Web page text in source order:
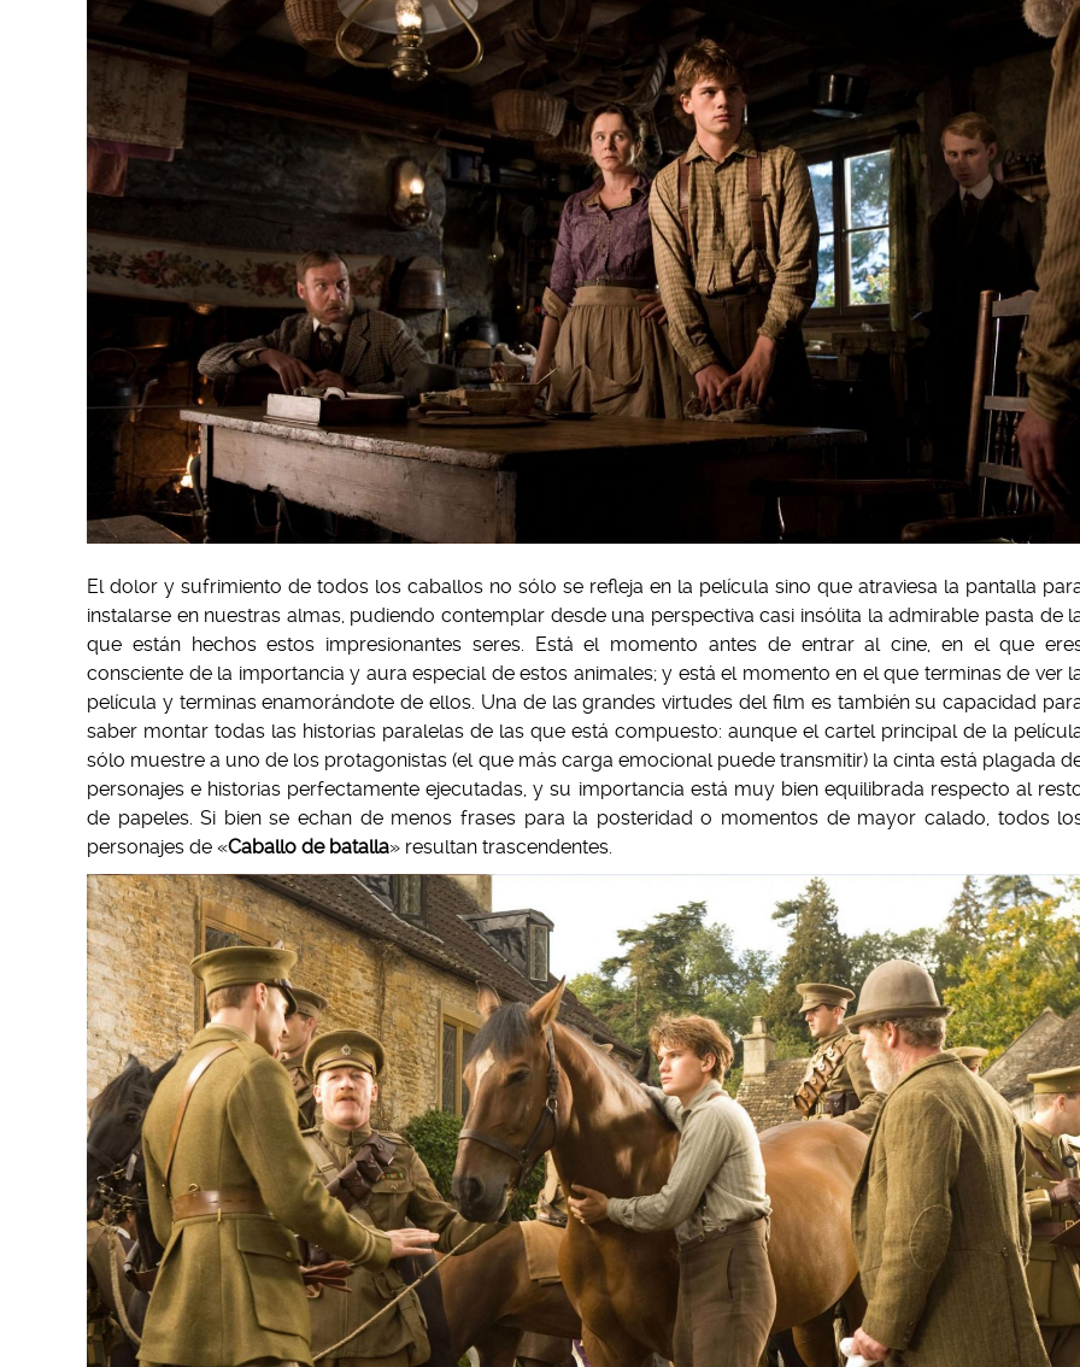
El dolor y sufrimiento de todos los caballos no sólo se refleja en la película sino que atraviesa la pantalla
instalarse en nuestras almas, pudiendo contemplar desde una perspectiva casi insólita la admirable pasta de
que están hechos estos impresionantes seres. Está el momento antes de entrar al cine, en el que
consciente de la importancia y aura especial de estos animales; y está el momento en el que terminas de ver
película y terminas enamorándote de ellos. Una de las grandes virtudes del film es también su capacidad
saber montar todas las historias paralelas de las que está compuesto: aunque el cartel principal de la
sólo muestre a uno de los protagonistas (el que más carga emocional puede transmitir) la cinta está plagada
personajes e historias perfectamente ejecutadas, y su importancia está muy bien equilibrada respecto al
de papeles. Si bien se echan de menos frases para la posteridad o momentos de mayor calado, todos
personajes de «Caballo de batalla» resultan trascendentes.